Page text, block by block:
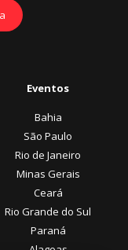
Eventos
Bahia
São Paulo
Rio de Janeiro
Minas Gerais
Ceará
Rio Grande do Sul
Paraná